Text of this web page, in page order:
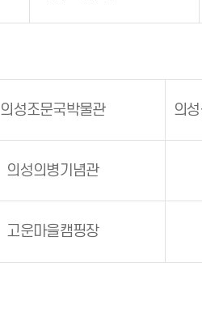
의성조문국박물관
의성의병기념관
고운마을캠핑장